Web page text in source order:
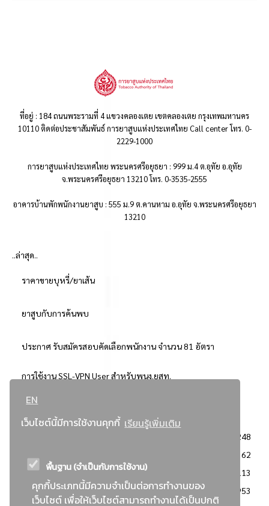
EN
เว็บไซต์นี้มีการใช้งานคุกกี้ เรียนรู้เพิ่มเติม
พื้นฐาน (จำเป็นกับการใช้งาน)
คุกกี้ประเภทนี้มีความจำเป็นต่อการทำงานของ
เว็บไซต์ เพื่อให้เว็บไซต์สามารถทำงานได้เป็นปกติ
ที่อยู่ : 184 ถนนพระรามที่ 4 แขวงคลองเตย เขตคลองเตย กรุงเทพมหานคร
10110 ติดต่อประชาสัมพันธ์ การยาสูบแห่งประเทศไทย Call center โทร. 0-
2229-1000
การยาสูบแห่งประเทศไทย พระนครศรีอยุธยา : 999 ม.4 ต.อุทัย อ.อุทัย
จ.พระนครศรีอยุธยา 13210 โทร. 0-3535-2555
อาคารบ้านพักพนักงานยาสูบ : 555 ม.9 ต.คานหาม อ.อุทัย จ.พระนครศรีอยุธยา
13210
..ล่าสุด..
ราคาขายบุหรี่/ยาเส้น
ยาสูบกับการค้นพบ
ประกาศ รับสมัครสอบคัดเลือกพนักงาน จำนวน 81 อัตรา
การใช้งาน SSL-VPN User สำหรับพนง.ยสท.
..ยอดนิยม..
3248
2362
: วิธีเฉพาะเจาะจง
2113
ข่าวสาร/ประกาศ
1953